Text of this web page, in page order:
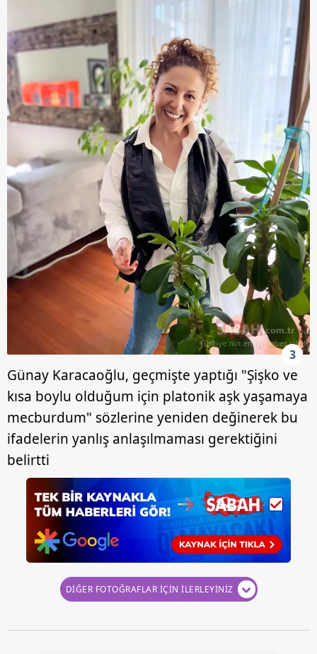
3
Günay Karacaoğlu, geçmişte yaptığı "Şişko ve
kısa boylu olduğum için platonik aşk yaşamaya
mecburdum" sözlerine yeniden değinerek bu
ifadelerin yanlış anlaşılmaması gerektiğini
belirtti
DİĞER FOTOĞRAFLAR İÇİN İLERLEYİNİZ